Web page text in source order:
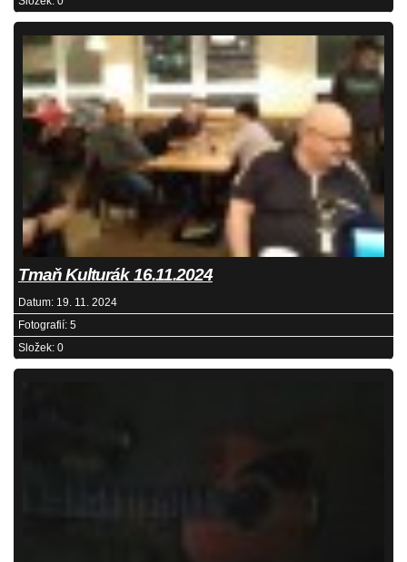
Tmaň Kulturák 16.11.2024
Datum: 19. 11. 2024
Fotografií: 5
Složek: 0